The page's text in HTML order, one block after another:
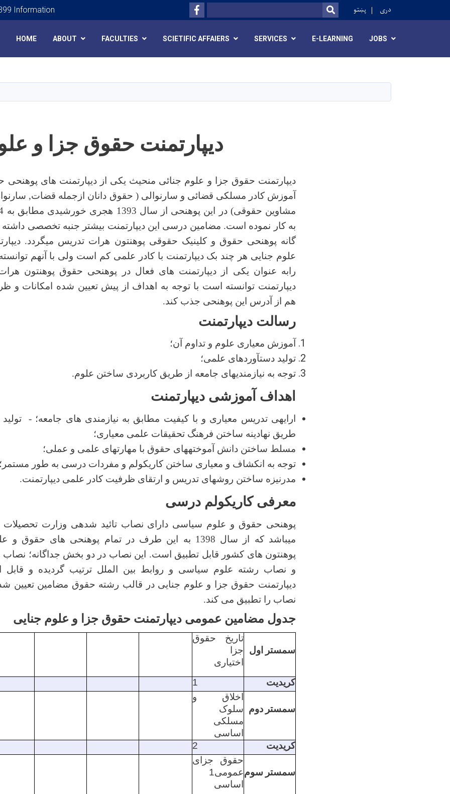
content
Information Facebook
Search SEARCH
پښتو دری
HOME ABOUT FACULTIES SCIETIFIC AFFAIERS SERVICES E-LEARNING JOBS
دیپارتمنت حقوق جزا و
دیپارتمنت حقوق جزا و علوم جنائی منحیث یکی از دیپارتمنت های
آموزش کادر مسلکی قضائی و سارنوالی ( حقوق دانان ازجمله قضات,
به کار نموده است. مضامین درسی این دیپارتمنت بیشتر جنبه تخصصی
گانه پوهنحی حقوق و کلینیک حقوقی پوهنتون هرات تدریس میگردد.
علوم جنایی هر چند بک دیپارتمنت با کادر علمی کم است ولی با آنهم
رابه عنوان یکی از دیپارتمنت های فعال در پوهنحی حقوق پوهنتون
دیپارتمنت توانسته است با توجه به اهداف از پیش تعیین شده امکانات و
هم از آدرس این پوهنحی جذب کند.
رسالت دیپارتمنت
آموزش معیاری علوم و تداوم آن؛
تولید دستآوردهای علمی؛
توجه به نیازمندیهای جامعه از طریق کاربردی ساختن علوم.
اهداف آموزشی دیپارتمنت
ارایهی تدریس معیاری و با کیفیت مطابق به نیازمندی های جامعه؛ -
طریق نهادینه ساختن فرهنگ تحقیقات علمی معیاری؛
مسلط ساختن دانش آموختههای حقوق با مهارتهای علمی و عملی؛
توجه به انکشاف و معیاری ساختن کاریکولم و مفردات درسی به طور
مدرنیزه ساختن روشهای تدریس و ارتقای ظرفیت کادر علمی دیپارتمنت.
معرفی کاریکولم درسی
پوهنحی حقوق و علوم سیاسی دارای نصاب تائید شدهی وزارت
میباشد که از سال 1398 به این طرف در تمام پوهنحی های
پوهنتون های کشور قابل تطبیق است. این نصاب در دو بخش جداگانه؛
و نصاب رشته علوم سیاسی و روابط بین الملل ترتیب گردیده و قابل
دیپارتمنت حقوق جزا و علوم جنایی در قالب رشته حقوق مضامین تعیین
نصاب را تطبیق می کند.
جدول مضامین عمومی دیپارتمنت حقوق جزا و علوم جنایی
سمستر اول
تاریخ
حقوق
جزا
اختیاری
کریدیت
1
سمستر دوم
اخلاق و
سلوک
مسلکی
اساسی
کریدیت
2
سمستر سوم
حقوق جزای
عمومی1
اساسی